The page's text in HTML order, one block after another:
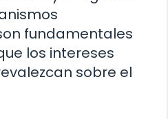
fundamentales
los intereses
sobre el